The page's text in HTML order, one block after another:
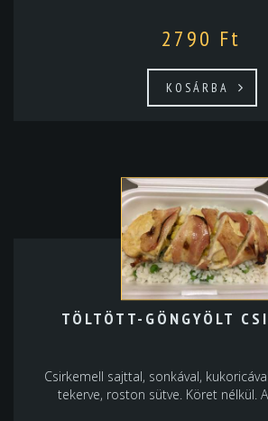
2790 Ft
KOSÁRBA
TÖLTÖTT-GÖNGYÖLT
Csirkemell sajttal, sonkával,
tekerve, roston sütve. Köret nélkül.